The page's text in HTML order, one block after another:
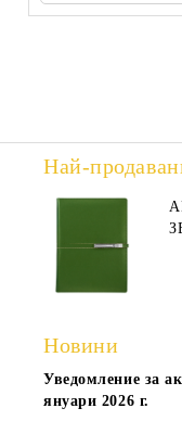
Най-
Новини
Уведомление за
януари 2026 г.